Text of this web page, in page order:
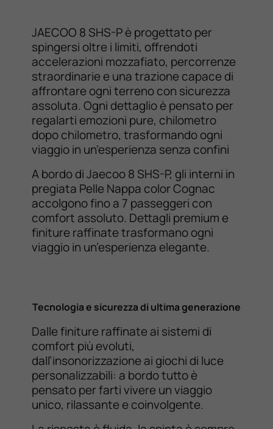
JAECOO 8 SHS-P è progettato per
spingersi oltre i limiti, offrendoti
accelerazioni mozzafiato, percorrenze
straordinarie e una trazione capace di
affrontare ogni terreno con sicurezza
assoluta. Ogni dettaglio è pensato per
regalarti emozioni pure, chilometro
dopo chilometro, trasformando ogni
viaggio in un’esperienza senza confini
A bordo di Jaecoo 8 SHS-P, gli interni in
pregiata Pelle Nappa color Cognac
accolgono fino a 7 passeggeri con
comfort assoluto. Dettagli premium e
finiture raffinate trasformano ogni
viaggio in un’esperienza elegante.
Tecnologia e sicurezza di ultima generazione
Dalle finiture raffinate ai sistemi di
comfort più evoluti,
dall’insonorizzazione ai giochi di luce
personalizzabili: a bordo tutto è
pensato per farti vivere un viaggio
unico, rilassante e coinvolgente.